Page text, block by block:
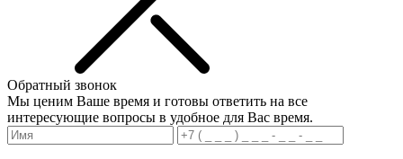
Обратный звонок
Мы ценим Ваше время и готовы ответить на все
интересующие вопросы в удобное для Вас время.